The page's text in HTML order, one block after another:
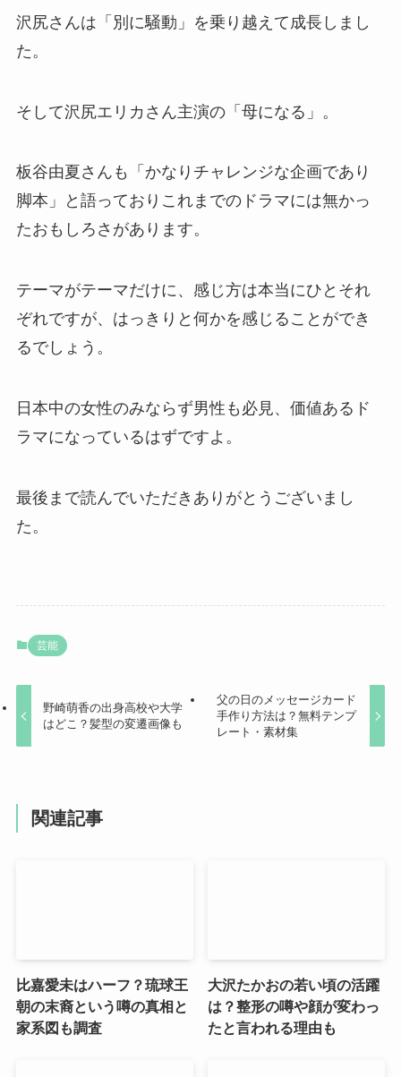
沢尻さんは「別に騒動」を乗り越えて成長しまし
た。
そして沢尻エリカさん主演の「母になる」。
板谷由夏さんも「かなりチャレンジな企画であり
脚本」と語っておりこれまでのドラマには無かっ
たおもしろさがあります。
テーマがテーマだけに、感じ方は本当にひとそれ
ぞれですが、はっきりと何かを感じることができ
るでしょう。
日本中の女性のみならず男性も必見、価値あるド
ラマになっているはずですよ。
最後まで読んでいただきありがとうございまし
た。
芸能
野崎萌香の出身高校や大学
はどこ？髪型の変遷画像も
父の日のメッセージカード
手作り方法は？無料テンプ
レート・素材集
関連記事
比嘉愛未はハーフ？琉球王
朝の末裔という噂の真相と
家系図も調査
大沢たかおの若い頃の活躍
は？整形の噂や顔が変わっ
たと言われる理由も